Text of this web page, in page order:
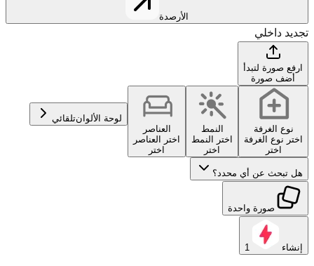
الأرصدة
تجديد داخلي
ارفع صورة لتبدأ
أضف صورة
نوع الغرفة
اختر نوع الغرفة
اختر
النمط
اختر النمط
اختر
العناصر
اختر العناصر
اختر
لوحة الألوانتلقائي
هل تبحث عن أي محدد؟
صورة واحدة
إنشاء 1